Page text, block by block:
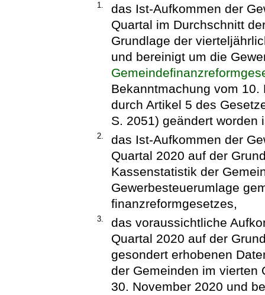
1.
das Ist-Aufkommen der
Quartal im Durchschnitt
Grundlage der
und bereinigt um die
Bekanntmachung vom
durch Artikel 5 des
S. 2051) geändert worden
2.
das Ist-Aufkommen der
Quartal 2020 auf der
Kassenstatistik der
Gewerbesteuerumlage
finanzreformgesetzes,
3.
das voraussichtliche
Quartal 2020 auf der
gesondert erhobenen
der Gemeinden im vierten
30. November 2020 und